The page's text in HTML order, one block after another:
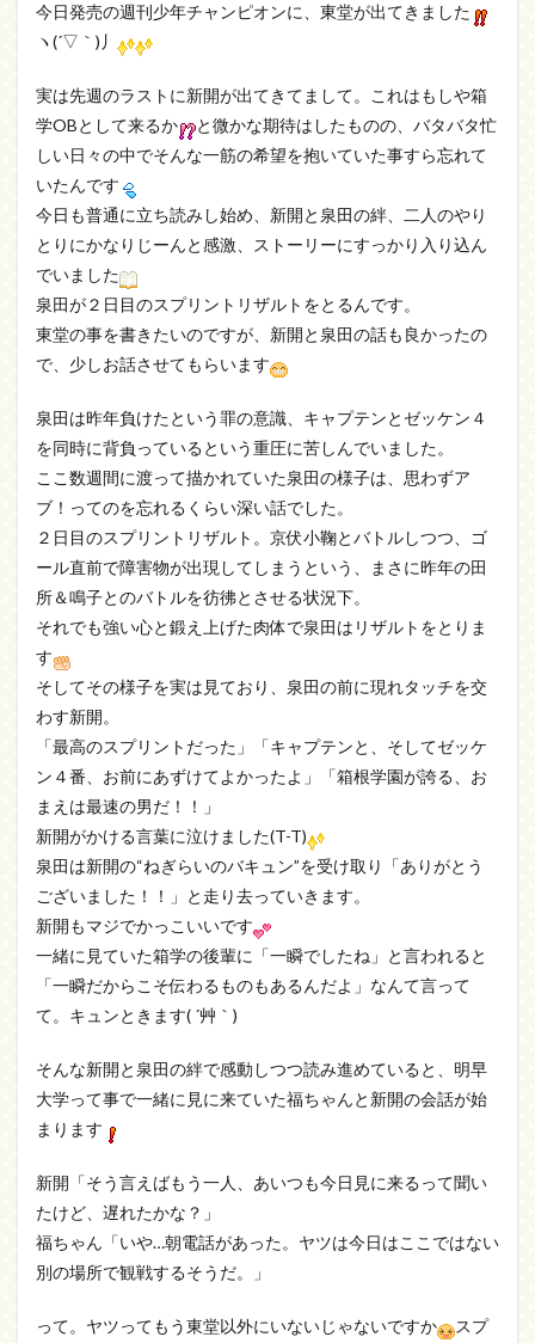
今日発売の週刊少年チャンピオンに、東堂が出てきました
ヽ(´▽｀)丿
実は先週のラストに新開が出てきてまして。これはもしや箱
学OBとして来るか
と微かな期待はしたものの、バタバタ忙
しい日々の中でそんな一筋の希望を抱いていた事すら忘れて
いたんです
今日も普通に立ち読みし始め、新開と泉田の絆、二人のやり
とりにかなりじーんと感激、ストーリーにすっかり入り込ん
でいました
泉田が２日目のスプリントリザルトをとるんです。
東堂の事を書きたいのですが、新開と泉田の話も良かったの
で、少しお話させてもらいます
泉田は昨年負けたという罪の意識、キャプテンとゼッケン４
を同時に背負っているという重圧に苦しんでいました。
ここ数週間に渡って描かれていた泉田の様子は、思わずア
ブ！ってのを忘れるくらい深い話でした。
２日目のスプリントリザルト。京伏小鞠とバトルしつつ、ゴ
ール直前で障害物が出現してしまうという、まさに昨年の田
所＆鳴子とのバトルを彷彿とさせる状況下。
それでも強い心と鍛え上げた肉体で泉田はリザルトをとりま
す
そしてその様子を実は見ており、泉田の前に現れタッチを交
わす新開。
「最高のスプリントだった」「キャプテンと、そしてゼッケ
ン４番、お前にあずけてよかったよ」「箱根学園が誇る、お
まえは最速の男だ！！」
新開がかける言葉に泣けました(T-T)
泉田は新開の“ねぎらいのバキュン”を受け取り「ありがとう
ございました！！」と走り去っていきます。
新開もマジでかっこいいです
一緒に見ていた箱学の後輩に「一瞬でしたね」と言われると
「一瞬だからこそ伝わるものもあるんだよ」なんて言って
て。キュンときます( ´艸｀)
そんな新開と泉田の絆で感動しつつ読み進めていると、明早
大学って事で一緒に見に来ていた福ちゃんと新開の会話が始
まります
新開「そう言えばもう一人、あいつも今日見に来るって聞い
たけど、遅れたかな？」
福ちゃん「いや…朝電話があった。ヤツは今日はここではない
別の場所で観戦するそうだ。」
って。ヤツってもう東堂以外にいないじゃないですか スプ